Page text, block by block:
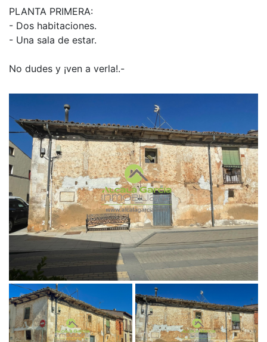
PLANTA PRIMERA:
- Dos habitaciones.
- Una sala de estar.
No dudes y ¡ven a verla!.-